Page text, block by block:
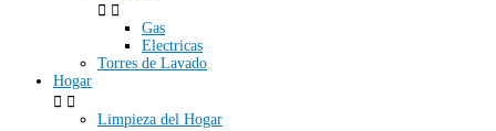
 
Gas
Electricas
Torres de Lavado
Hogar
 
Limpieza del Hogar